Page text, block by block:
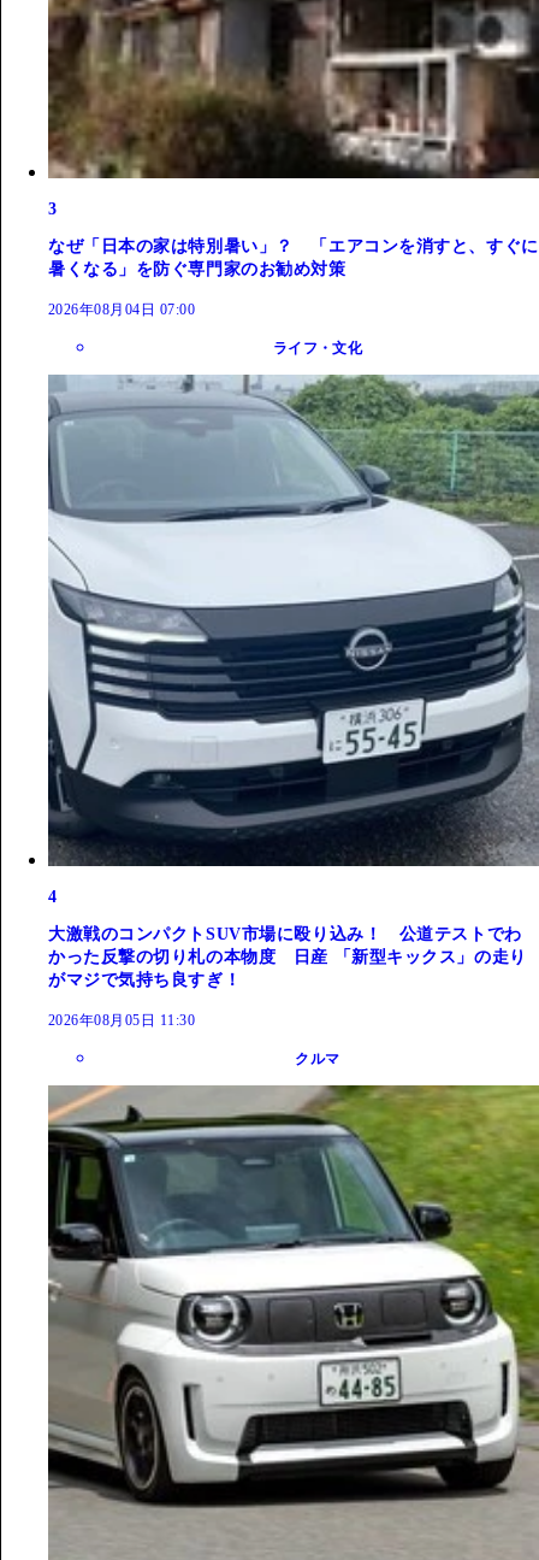
3
なぜ「日本の家は特別暑い」？ 「エアコンを消すと、すぐに
暑くなる」を防ぐ専門家のお勧め対策
2026年08月04日 07:00
ライフ・文化
4
大激戦のコンパクトSUV市場に殴り込み！ 公道テストでわ
かった反撃の切り札の本物度 日産 「新型キックス」の走り
がマジで気持ち良すぎ！
2026年08月05日 11:30
クルマ